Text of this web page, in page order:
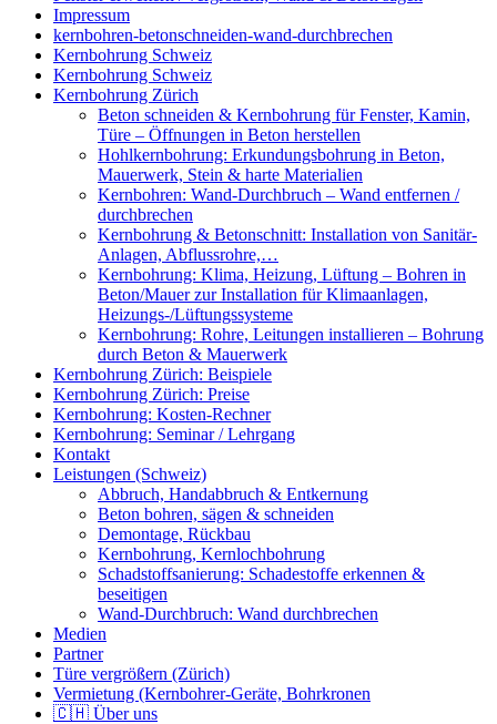
Impressum
kernbohren-betonschneiden-wand-durchbrechen
Kernbohrung Schweiz
Kernbohrung Schweiz
Kernbohrung Zürich
Beton schneiden & Kernbohrung für Fenster, Kamin,
Türe – Öffnungen in Beton herstellen
Hohlkernbohrung: Erkundungsbohrung in Beton,
Mauerwerk, Stein & harte Materialien
Kernbohren: Wand-Durchbruch – Wand entfernen /
durchbrechen
Kernbohrung & Betonschnitt: Installation von Sanitär-
Anlagen, Abflussrohre,…
Kernbohrung: Klima, Heizung, Lüftung – Bohren in
Beton/Mauer zur Installation für Klimaanlagen,
Heizungs-/Lüftungssysteme
Kernbohrung: Rohre, Leitungen installieren – Bohrung
durch Beton & Mauerwerk
Kernbohrung Zürich: Beispiele
Kernbohrung Zürich: Preise
Kernbohrung: Kosten-Rechner
Kernbohrung: Seminar / Lehrgang
Kontakt
Leistungen (Schweiz)
Abbruch, Handabbruch & Entkernung
Beton bohren, sägen & schneiden
Demontage, Rückbau
Kernbohrung, Kernlochbohrung
Schadstoffsanierung: Schadestoffe erkennen &
beseitigen
Wand-Durchbruch: Wand durchbrechen
Medien
Partner
Türe vergrößern (Zürich)
Vermietung (Kernbohrer-Geräte, Bohrkronen
🇨🇭 Über uns